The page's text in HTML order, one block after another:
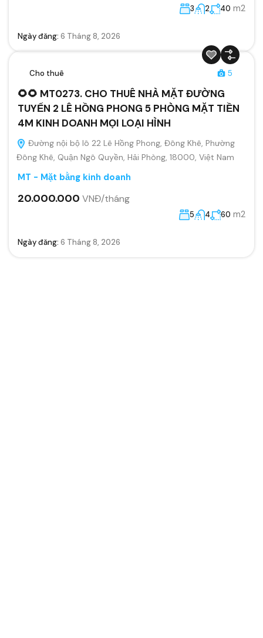
3 2 40 m2
Ngày đăng: 6 Tháng 8, 2026
Cho thuê 5
🌻🌻 MT0273. CHO THUÊ NHÀ MẶT ĐƯỜNG
TUYẾN 2 LÊ HỒNG PHONG 5 PHÒNG MẶT TIỀN
4M KINH DOANH MỌI LOẠI HÌNH
Đường nội bộ lô 22 Lê Hồng Phong, Đông Khê, Phường
Đông Khê, Quận Ngô Quyền, Hải Phòng, 18000, Việt Nam
MT - Mặt bằng kinh doanh
20.000.000 VNĐ/tháng
5 4 60 m2
Ngày đăng: 6 Tháng 8, 2026